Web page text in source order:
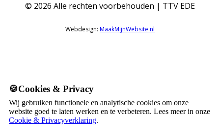
© 2026 Alle rechten voorbehouden | TTV EDE
Webdesign: MaakMijnWebsite.nl
🍪Cookies & Privacy
Wij gebruiken functionele en analytische cookies om onze
website goed te laten werken en te verbeteren. Lees meer in onze
Cookie & Privacyverklaring.